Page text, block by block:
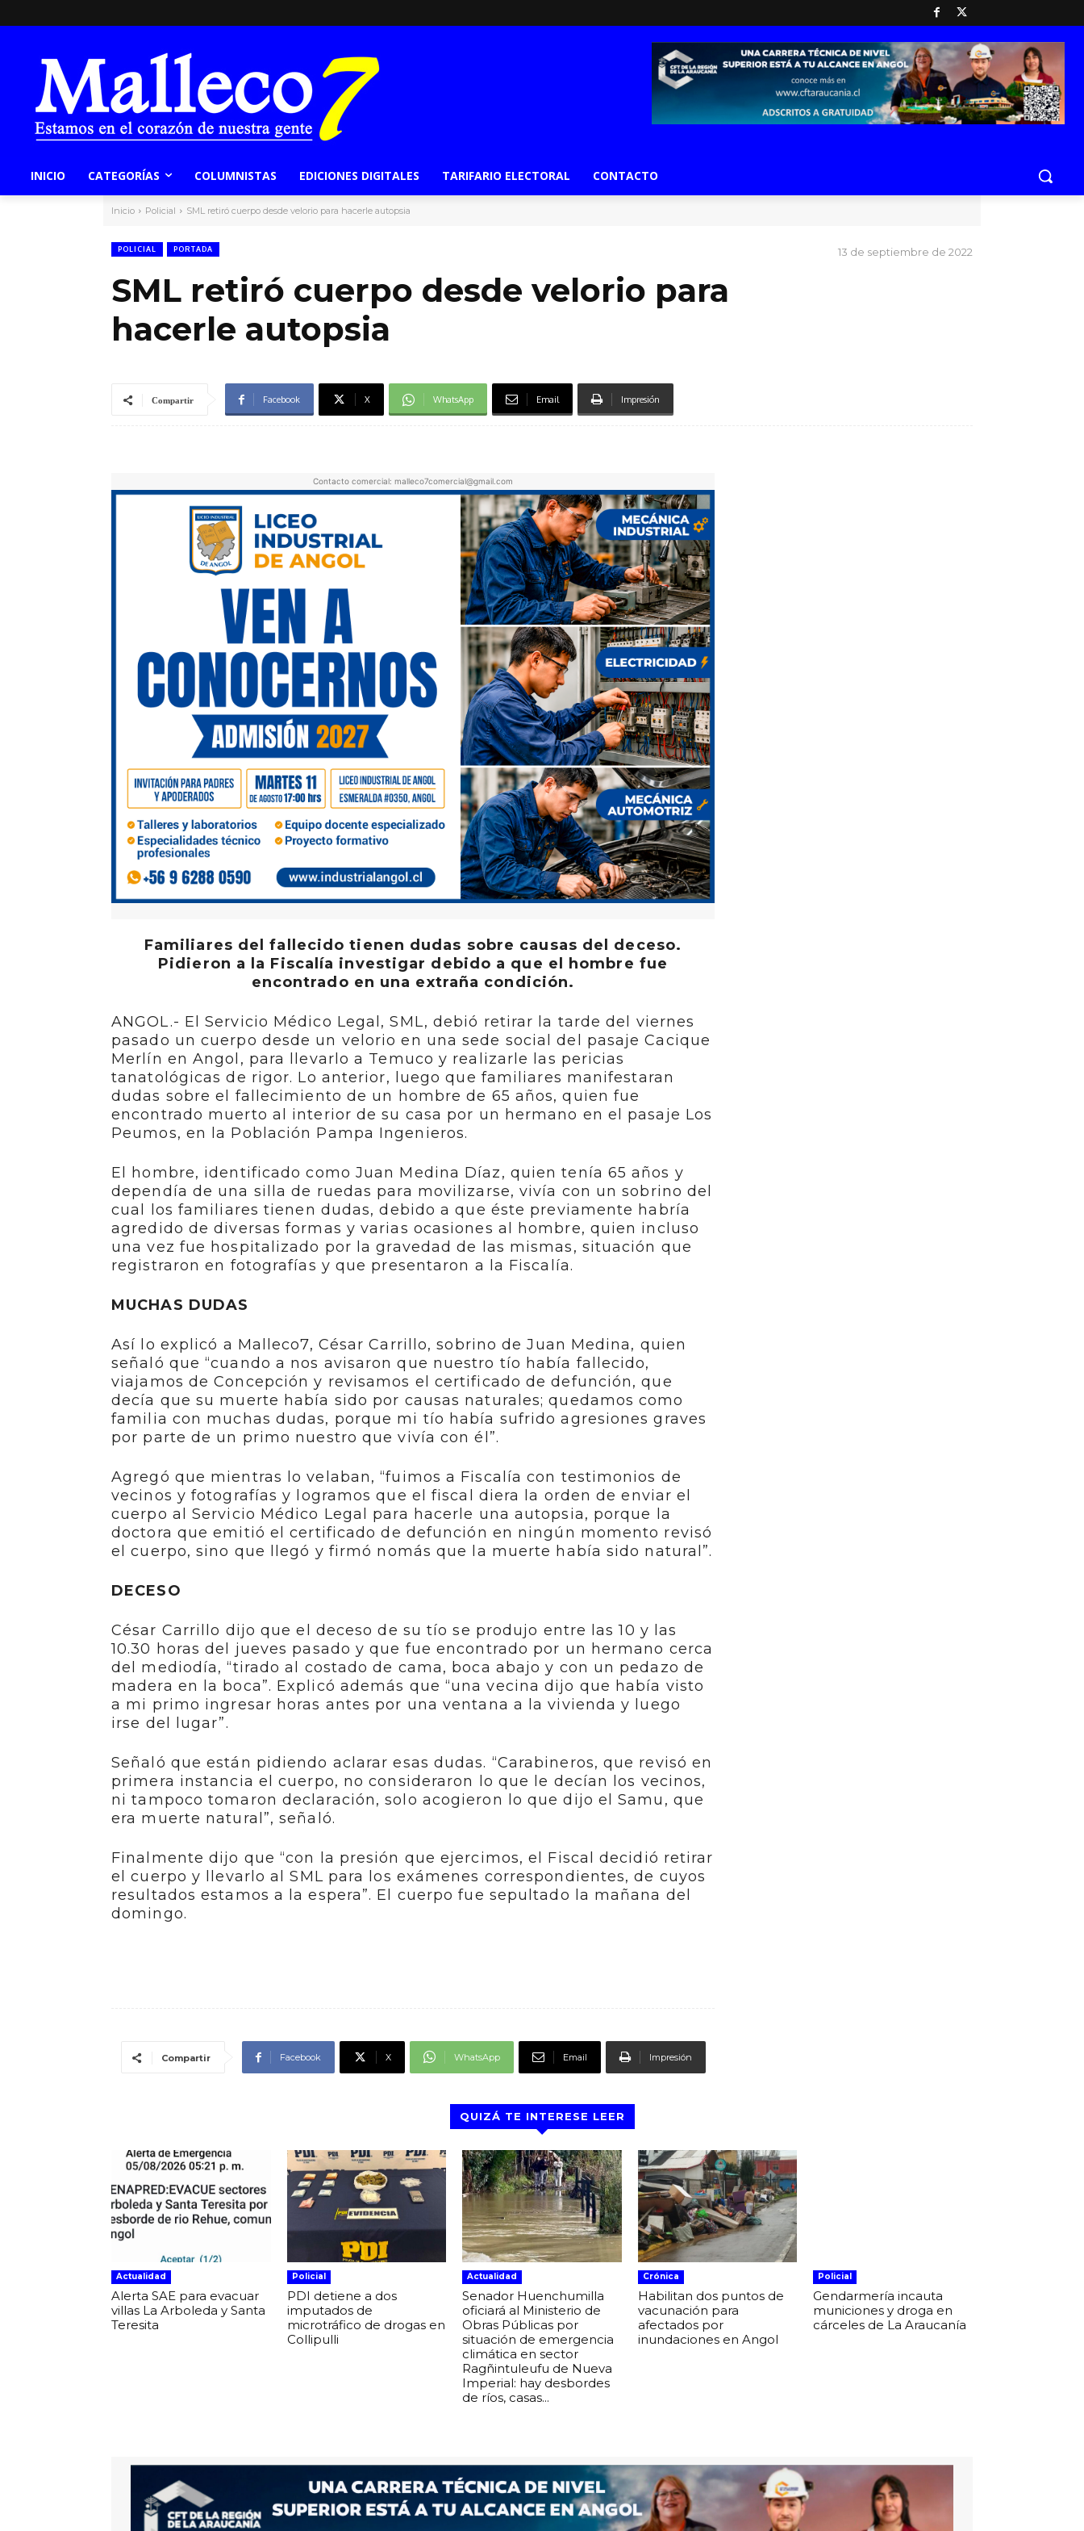
INICIO CATEGORÍAS COLUMNISTAS EDICIONES DIGITALES TARIFARIO ELECTORAL CONTACTO
Inicio Policial SML retiró cuerpo desde velorio para hacerle autopsia
POLICIAL PORTADA 13 de septiembre de 2022
SML retiró cuerpo desde velorio para
hacerle autopsia
Compartir Facebook X WhatsApp Email Impresión
Contacto comercial: malleco7comercial@gmail.com
Familiares del fallecido tienen dudas sobre causas del deceso.
Pidieron a la Fiscalía investigar debido a que el hombre fue
encontrado en una extraña condición.
ANGOL.- El Servicio Médico Legal, SML, debió retirar la tarde del viernes
pasado un cuerpo desde un velorio en una sede social del pasaje Cacique
Merlín en Angol, para llevarlo a Temuco y realizarle las pericias
tanatológicas de rigor. Lo anterior, luego que familiares manifestaran
dudas sobre el fallecimiento de un hombre de 65 años, quien fue
encontrado muerto al interior de su casa por un hermano en el pasaje Los
Peumos, en la Población Pampa Ingenieros.
El hombre, identificado como Juan Medina Díaz, quien tenía 65 años y
dependía de una silla de ruedas para movilizarse, vivía con un sobrino del
cual los familiares tienen dudas, debido a que éste previamente habría
agredido de diversas formas y varias ocasiones al hombre, quien incluso
una vez fue hospitalizado por la gravedad de las mismas, situación que
registraron en fotografías y que presentaron a la Fiscalía.
MUCHAS DUDAS
Así lo explicó a Malleco7, César Carrillo, sobrino de Juan Medina, quien
señaló que “cuando a nos avisaron que nuestro tío había fallecido,
viajamos de Concepción y revisamos el certificado de defunción, que
decía que su muerte había sido por causas naturales; quedamos como
familia con muchas dudas, porque mi tío había sufrido agresiones graves
por parte de un primo nuestro que vivía con él”.
Agregó que mientras lo velaban, “fuimos a Fiscalía con testimonios de
vecinos y fotografías y logramos que el fiscal diera la orden de enviar el
cuerpo al Servicio Médico Legal para hacerle una autopsia, porque la
doctora que emitió el certificado de defunción en ningún momento revisó
el cuerpo, sino que llegó y firmó nomás que la muerte había sido natural”.
DECESO
César Carrillo dijo que el deceso de su tío se produjo entre las 10 y las
10.30 horas del jueves pasado y que fue encontrado por un hermano cerca
del mediodía, “tirado al costado de cama, boca abajo y con un pedazo de
madera en la boca”. Explicó además que “una vecina dijo que había visto
a mi primo ingresar horas antes por una ventana a la vivienda y luego
irse del lugar”.
Señaló que están pidiendo aclarar esas dudas. “Carabineros, que revisó en
primera instancia el cuerpo, no consideraron lo que le decían los vecinos,
ni tampoco tomaron declaración, solo acogieron lo que dijo el Samu, que
era muerte natural”, señaló.
Finalmente dijo que “con la presión que ejercimos, el Fiscal decidió retirar
el cuerpo y llevarlo al SML para los exámenes correspondientes, de cuyos
resultados estamos a la espera”. El cuerpo fue sepultado la mañana del
domingo.
Compartir Facebook X WhatsApp Email Impresión
QUIZÁ TE INTERESE LEER
Actualidad
Alerta SAE para evacuar
villas La Arboleda y Santa
Teresita
Policial
PDI detiene a dos
imputados de
microtráfico de drogas en
Collipulli
Actualidad
Senador Huenchumilla
oficiará al Ministerio de
Obras Públicas por
situación de emergencia
climática en sector
Ragñintuleufu de Nueva
Imperial: hay desbordes
de ríos, casas...
Crónica
Habilitan dos puntos de
vacunación para
afectados por
inundaciones en Angol
Policial
Gendarmería incauta
municiones y droga en
cárceles de La Araucanía